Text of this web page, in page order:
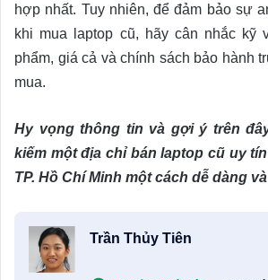
hợp nhất. Tuy nhiên, để đảm bảo sự
khi mua laptop cũ, hãy cân nhắc kỹ
phẩm, giá cả và chính sách bảo hành
mua.
Hy vọng thông tin và gợi ý trên
kiếm một địa chỉ bán laptop cũ uy
TP. Hồ Chí Minh một cách dễ dàng
Trần Thủy Tiên